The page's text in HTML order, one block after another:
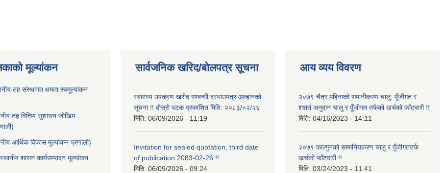
मूल्यांकन
तह संस्थागत क्षमता स्वमूल्यांकन
तह वित्तिय सुशासन जोखिम
आर्थिक विकास मूल्यांकन प्रणाली)
शासन कार्यसम्पादन मूल्यांकन
सार्वजनिक खरिद/बोलपत्र सूचना
स्वास्थ्य उपकरण खरीद सम्बन्धी दरभाउपत्र आव्हानको
सूचना !! दोस्रो पटक प्रकाशित मिति: २०८३/०२/२६
मिति: 06/09/2026 - 11:19
Invitation for sealed quotation, third date
of publication 2083-02-26 !!
मिति: 06/09/2026 - 09:24
आय व्यय विवरण
२०७९ चैत्र महिनाको समानीकरण चालु, पूँजीगत र
शशर्त अनुदान चालु र पूँजीगत तर्फको खर्चको फाँटवारी !!
मिति: 04/16/2023 - 14:11
२०७९ फाल्गुनको सामानियकरण चालु र पुँजीगततर्फ
खर्चको फाँटवारी !!
मिति: 03/24/2023 - 11:41